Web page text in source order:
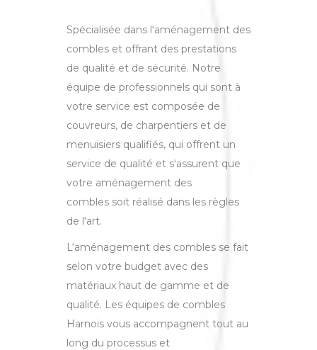
Spécialisée dans l‘aménagement des
combles et offrant des prestations
de qualité et de sécurité. Notre
équipe de professionnels qui sont à
votre service est composée de
couvreurs, de charpentiers et de
menuisiers qualifiés, qui offrent un
service de qualité et s‘assurent que
votre aménagement des
combles soit réalisé dans les règles
de l‘art.
L‘aménagement des combles se fait
selon votre budget avec des
matériaux haut de gamme et de
qualité. Les équipes de combles
Harnois vous accompagnent tout au
long du processus et